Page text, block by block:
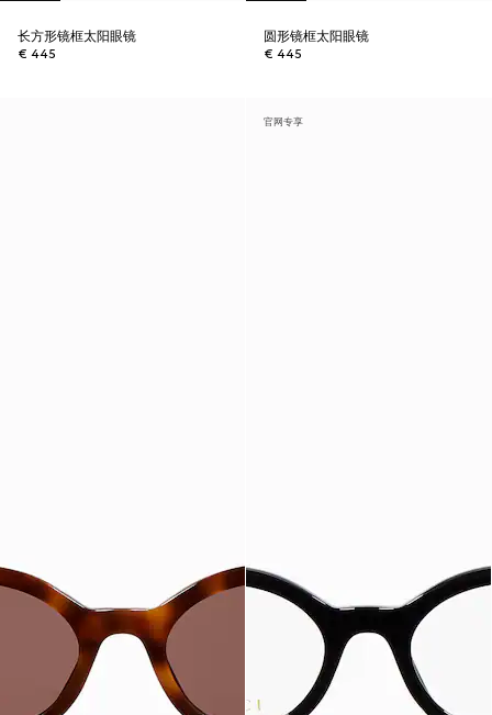
长方形镜框太阳眼镜
€ 445
圆形镜框太阳眼镜
€ 445
官网专享